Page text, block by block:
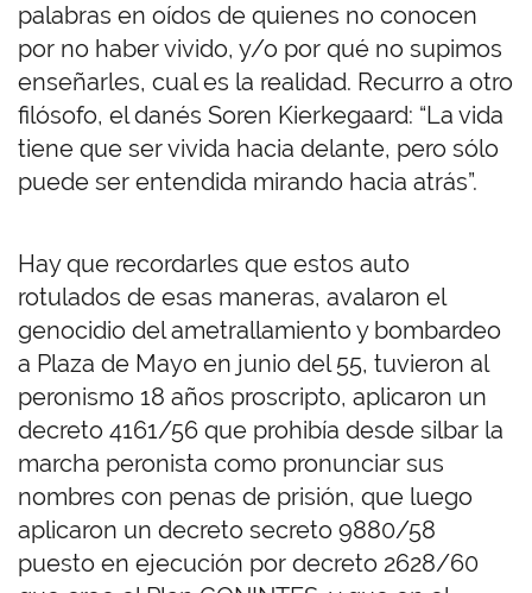
palabras en oídos de quienes no conocen
por no haber vivido, y/o por qué no supimos
enseñarles, cual es la realidad. Recurro a otro
filósofo, el danés Soren Kierkegaard: “La vida
tiene que ser vivida hacia delante, pero sólo
puede ser entendida mirando hacia atrás”.
Hay que recordarles que estos auto
rotulados de esas maneras, avalaron el
genocidio del ametrallamiento y bombardeo
a Plaza de Mayo en junio del 55, tuvieron al
peronismo 18 años proscripto, aplicaron un
decreto 4161/56 que prohibía desde silbar la
marcha peronista como pronunciar sus
nombres con penas de prisión, que luego
aplicaron un decreto secreto 9880/58
puesto en ejecución por decreto 2628/60